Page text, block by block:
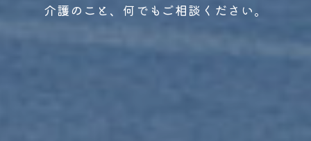
介護のこと、何でもご相談ください。